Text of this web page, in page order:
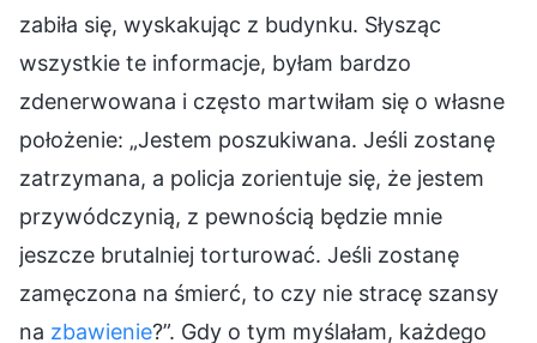
zabiła się, wyskakując z budynku. Słysząc
wszystkie te informacje, byłam bardzo
zdenerwowana i często martwiłam się o własne
położenie: „Jestem poszukiwana. Jeśli zostanę
zatrzymana, a policja zorientuje się, że jestem
przywódczynią, z pewnością będzie mnie
jeszcze brutalniej torturować. Jeśli zostanę
zamęczona na śmierć, to czy nie stracę szansy
na zbawienie?”. Gdy o tym myślałam, każdego